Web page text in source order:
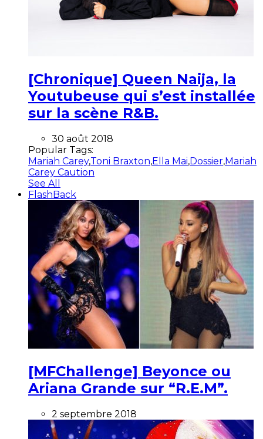
[Chronique] Queen Naija, la
Youtubeuse qui s’est installée
sur la scène R&B.
30 août 2018
Popular Tags:
Mariah Carey,Toni Braxton,Ella Mai,Dossier,Mariah
Carey Caution
See All
FlashBack
[MFChallenge] Beyonce ou
Ariana Grande sur “R.E.M”.
2 septembre 2018